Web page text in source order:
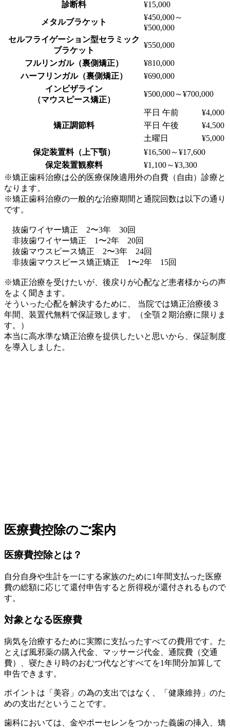
診断料
¥15,000
メタルブラケット
¥450,000～
¥500,000
セルフライゲーション型セラミック
ブラケット
¥550,000
フルリンガル（裏側矯正）
¥810,000
ハーフリンガル（裏側矯正）
¥690,000
インビザライン
（マウスピース矯正）
¥500,000～¥700,000
矯正調節料
平日 午前
¥4,000
平日 午後
¥4,500
土曜日
¥5,000
保定装置料（上下顎）
¥16,500～¥17,600
保定装置観察料
¥1,100～¥3,300
※矯正歯科治療は公的医療保険適用外の自費（自由）診療と
なります。
※矯正歯科治療の一般的な治療期間と通院回数は以下の通り
です。
抜歯ワイヤー矯正 2〜3年 30回
非抜歯ワイヤー矯正 1〜2年 20回
抜歯マウスピース矯正 2〜3年 24回
非抜歯マウスピース矯正矯正 1〜2年 15回
※矯正治療を受けたいが、後戻りが心配など患者様からの声
をよく聞きます。
そういった心配を解決するために、 当院では矯正治療後３
年間、装置代無料で保証致します。（全顎２期治療に限りま
す。）
本当に高水準な矯正治療を提供したいと思いから、保証制度
を導入しました。
医療費控除のご案内
医療費控除とは？
自分自身や生計を一にする家族のために1年間支払った医療
費の総額に応じて還付申告すると所得税が還付されるもので
す。
対象となる医療費
病気を治療するために実際に支払ったすべての費用です。た
とえば風邪薬の購入代金、マッサージ代金、通院費（交通
費）、寝たきり時のおむつ代などすべてを1年間分加算して
申告できます。
ポイントは「美容」の為の支出ではなく、「健康維持」のた
めの支出だということです。
歯科においては、金やポーセレンをつかった義歯の挿入、矯